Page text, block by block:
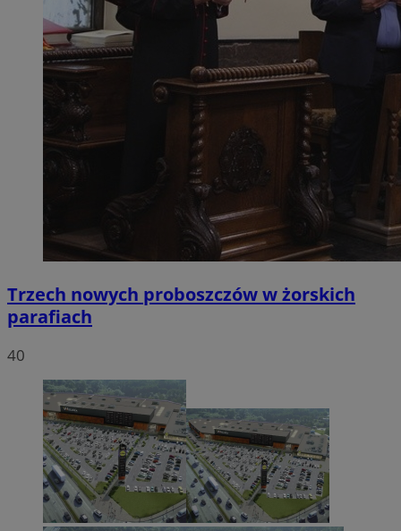
Trzech nowych proboszczów w żorskich
parafiach
40